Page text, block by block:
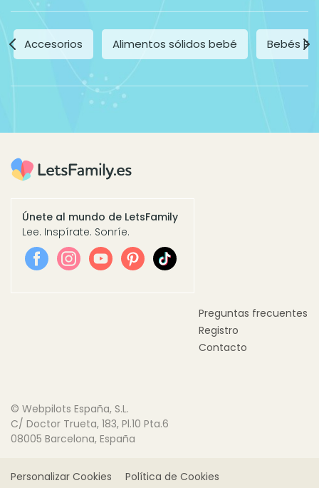
Accesorios Alimentos sólidos bebé Bebés
Únete al mundo de LetsFamily
Lee. Inspírate. Sonríe.
Preguntas frecuentes
Registro
Contacto
© Webpilots España, S.L.
C/ Doctor Trueta, 183, Pl.10 Pta.6
08005 Barcelona, España
Personalizar Cookies Política de Cookies